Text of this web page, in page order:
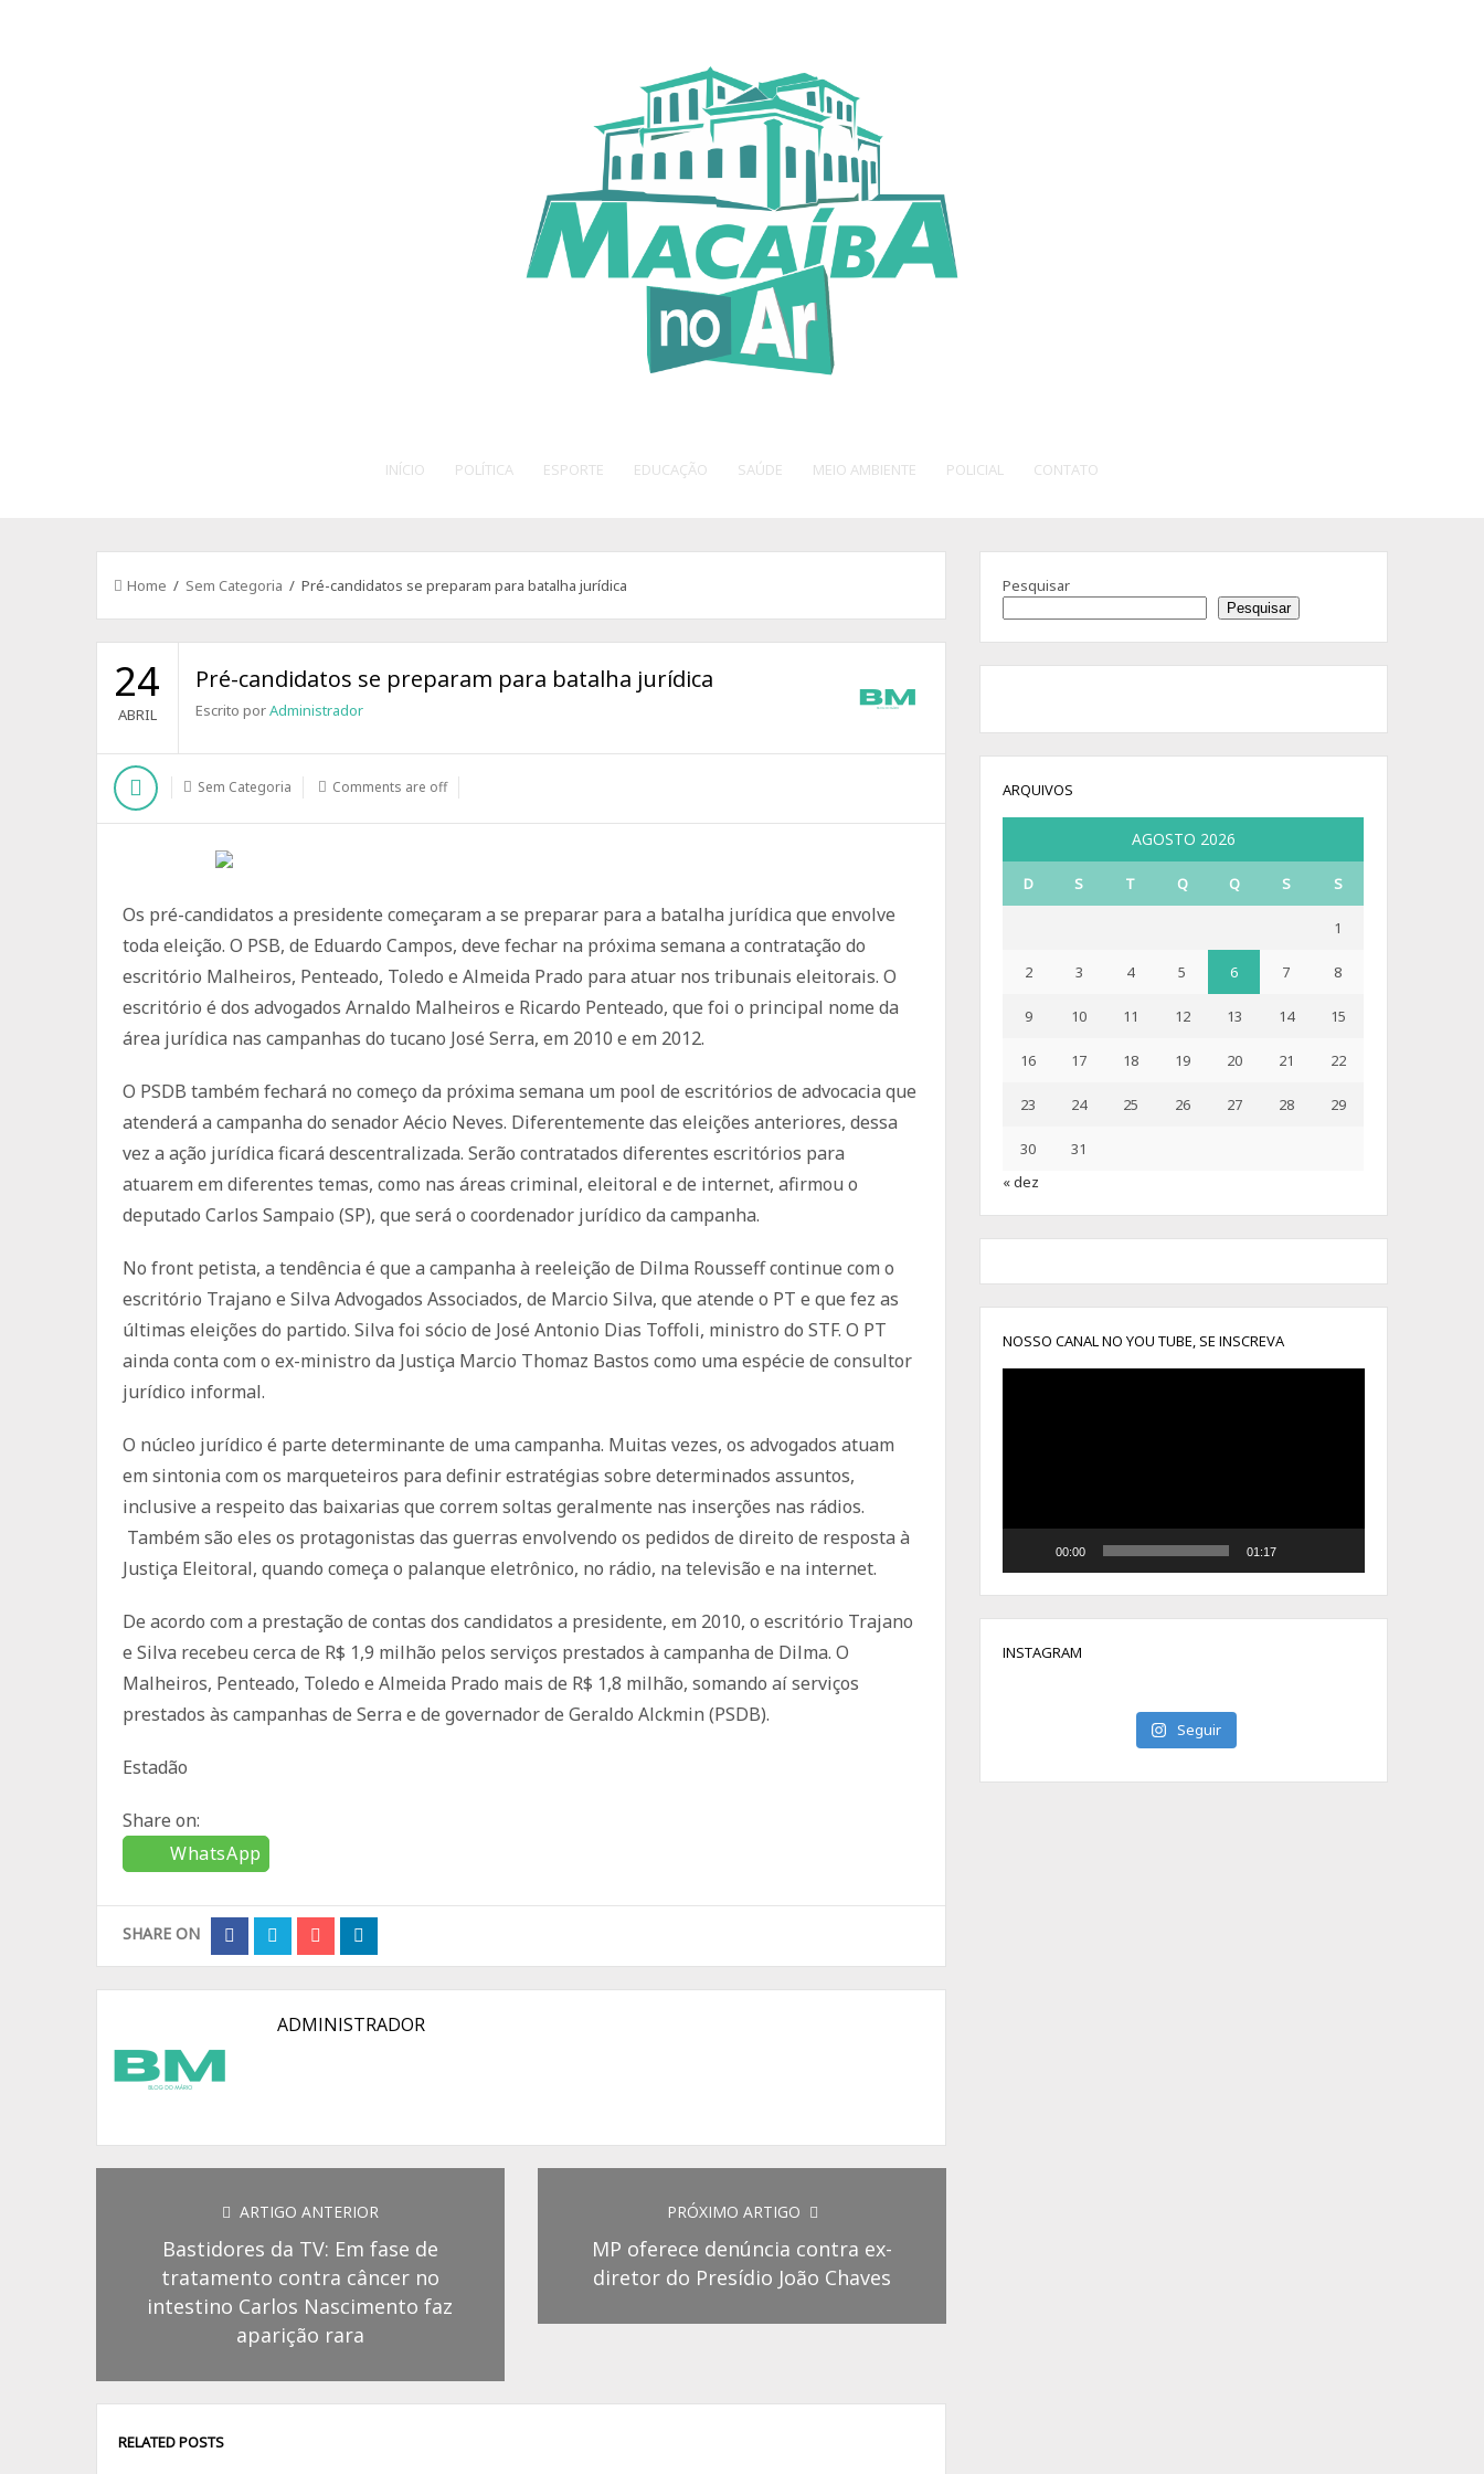
INÍCIO POLÍTICA ESPORTE EDUCAÇÃO SAÚDE MEIO AMBIENTE POLICIAL CONTATO
Home / Sem Categoria / Pré-candidatos se preparam para batalha jurídica
24
ABRIL
Pré-candidatos se preparam para batalha jurídica
Escrito porAdministrador
Sem Categoria Comments are off
Os pré-candidatos a presidente começaram a se preparar para a batalha jurídica que envolve
toda eleição. O PSB, de Eduardo Campos, deve fechar na próxima semana a contratação do
escritório Malheiros, Penteado, Toledo e Almeida Prado para atuar nos tribunais eleitorais. O
escritório é dos advogados Arnaldo Malheiros e Ricardo Penteado, que foi o principal nome da
área jurídica nas campanhas do tucano José Serra, em 2010 e em 2012.
O PSDB também fechará no começo da próxima semana um pool de escritórios de advocacia que
atenderá a campanha do senador Aécio Neves. Diferentemente das eleições anteriores, dessa
vez a ação jurídica ficará descentralizada. Serão contratados diferentes escritórios para
atuarem em diferentes temas, como nas áreas criminal, eleitoral e de internet, afirmou o
deputado Carlos Sampaio (SP), que será o coordenador jurídico da campanha.
No front petista, a tendência é que a campanha à reeleição de Dilma Rousseff continue com o
escritório Trajano e Silva Advogados Associados, de Marcio Silva, que atende o PT e que fez as
últimas eleições do partido. Silva foi sócio de José Antonio Dias Toffoli, ministro do STF. O PT
ainda conta com o ex-ministro da Justiça Marcio Thomaz Bastos como uma espécie de consultor
jurídico informal.
O núcleo jurídico é parte determinante de uma campanha. Muitas vezes, os advogados atuam
em sintonia com os marqueteiros para definir estratégias sobre determinados assuntos,
inclusive a respeito das baixarias que correm soltas geralmente nas inserções nas rádios.
Também são eles os protagonistas das guerras envolvendo os pedidos de direito de resposta à
Justiça Eleitoral, quando começa o palanque eletrônico, no rádio, na televisão e na internet.
De acordo com a prestação de contas dos candidatos a presidente, em 2010, o escritório Trajano
e Silva recebeu cerca de R$ 1,9 milhão pelos serviços prestados à campanha de Dilma. O
Malheiros, Penteado, Toledo e Almeida Prado mais de R$ 1,8 milhão, somando aí serviços
prestados às campanhas de Serra e de governador de Geraldo Alckmin (PSDB).
Estadão
Share on:
WhatsApp
SHARE ON
ADMINISTRADOR
ARTIGO ANTERIOR
Bastidores da TV: Em fase de
tratamento contra câncer no
intestino Carlos Nascimento faz
aparição rara
PRÓXIMO ARTIGO
MP oferece denúncia contra ex-
diretor do Presídio João Chaves
RELATED POSTS
Pesquisar
Pesquisar
ARQUIVOS
AGOSTO 2026
D S T Q Q S S
1
2 3 4 5 6 7 8
9 10 11 12 13 14 15
16 17 18 19 20 21 22
23 24 25 26 27 28 29
30
31
« dez
NOSSO CANAL NO YOU TUBE, SE INSCREVA
00:00 01:17
INSTAGRAM
Seguir